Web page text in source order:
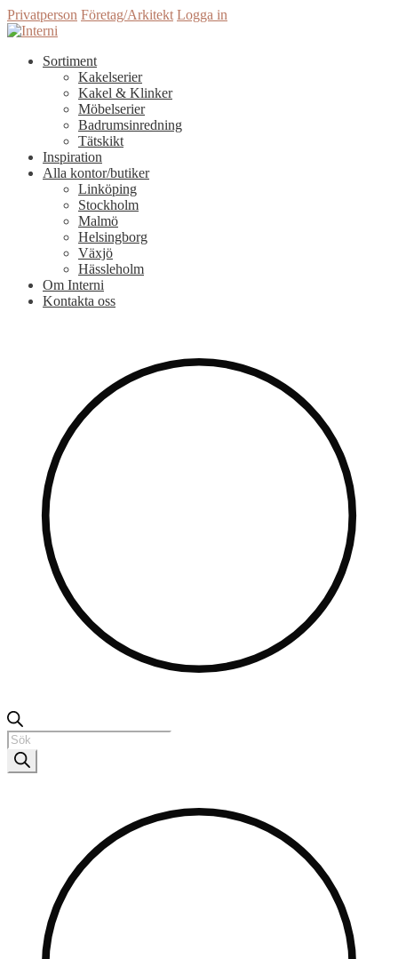
Privatperson Företag/Arkitekt Logga in
Sortiment
Kakelserier
Kakel & Klinker
Möbelserier
Badrumsinredning
Tätskikt
Inspiration
Alla kontor/butiker
Linköping
Stockholm
Malmö
Helsingborg
Växjö
Hässleholm
Om Interni
Kontakta oss
Produktsökning